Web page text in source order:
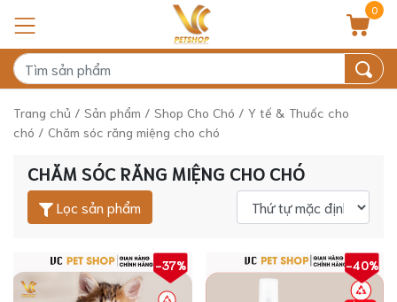
0
Trang chủ / Sản phẩm / Shop Cho Chó / Y tế & Thuốc cho
chó / Chăm sóc răng miệng cho chó
CHĂM SÓC RĂNG MIỆNG CHO CHÓ
Lọc sản phẩm
-37% -40%